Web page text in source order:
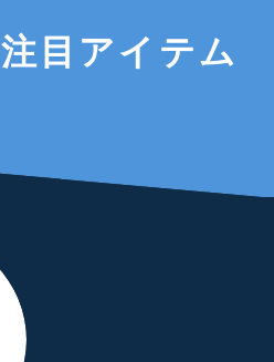
注目アイテム